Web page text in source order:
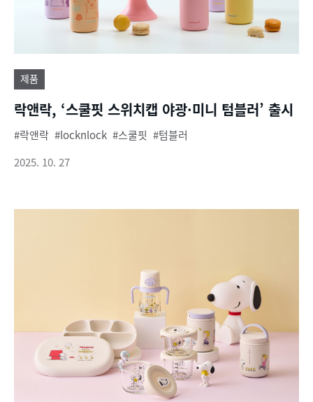
제품
락앤락, ‘스쿨핏 스위치캡 야광·미니 텀블러’ 출시
락앤락 locknlock 스쿨핏
텀블러
2025. 10. 27